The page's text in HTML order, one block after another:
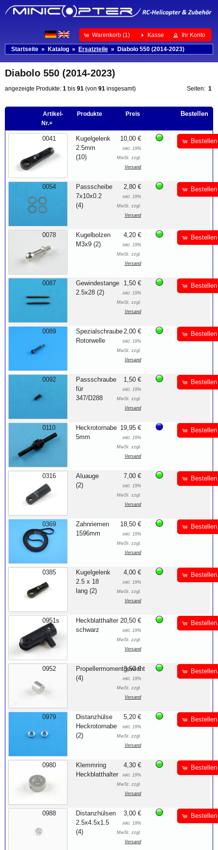
Warenkorb (1) Kasse Ihr Konto
Startseite » Katalog » Ersatzteile » Diabolo 550 (2014-2023)
Diabolo 550 (2014-2023)
Seiten: 1
angezeigte Produkte: 1 bis 91 (von 91 insgesamt)
Artikel-
Nr.+
Produkte Preis Bestellen
0041
Kugelgelenk
2.5mm
(10)
10,00 €
inkl. 19%
MwSt. zzgl.
Versand
Bestellen
0054
Passscheibe
7x10x0.2
(4)
2,80 €
inkl. 19%
MwSt. zzgl.
Versand
Bestellen
0078
Kugelbolzen
M3x9 (2)
4,20 €
inkl. 19%
MwSt. zzgl.
Versand
Bestellen
0087
Gewindestange
2.5x28 (2)
1,50 €
inkl. 19%
MwSt. zzgl.
Versand
Bestellen
0089
Spezialschraube
Rotorwelle
2,00 €
inkl. 19%
MwSt. zzgl.
Versand
Bestellen
0092
Passschraube
für
347/D288
1,50 €
inkl. 19%
MwSt. zzgl.
Versand
Bestellen
0110
Heckrotornabe
5mm
19,95 €
inkl. 19%
MwSt. zzgl.
Versand
Bestellen
0316
Aluauge
(2)
7,00 €
inkl. 19%
MwSt. zzgl.
Versand
Bestellen
0369
Zahnriemen
1596mm
18,50 €
inkl. 19%
MwSt. zzgl.
Versand
Bestellen
0385
Kugelgelenk
2.5 x 18
lang (2)
4,00 €
inkl. 19%
MwSt. zzgl.
Versand
Bestellen
0951s
Heckblatthalter
schwarz
20,50 €
inkl. 19%
MwSt. zzgl.
Versand
Bestellen
0952
Propellermomentgewicht
(4)
3,50 €
inkl. 19%
MwSt. zzgl.
Versand
Bestellen
0979
Distanzhülse
Heckrotornabe
(2)
5,20 €
inkl. 19%
MwSt. zzgl.
Versand
Bestellen
0980
Klemmring
Heckblatthalter
4,30 €
inkl. 19%
MwSt. zzgl.
Versand
Bestellen
0988
Distanzhülsen
2.5x4.5x1.5
(4)
3,00 €
inkl. 19%
MwSt. zzgl.
Versand
Bestellen